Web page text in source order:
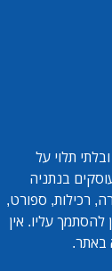
תלוי על
בנתניה
רכילות, ספורט,
עליו. אין
באתר.